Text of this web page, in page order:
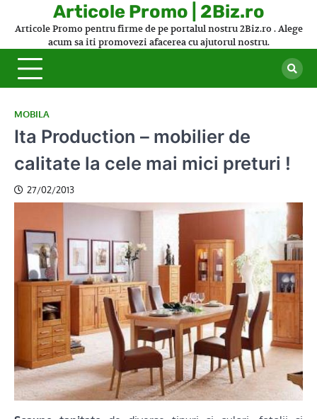
Articole Promo | 2Biz.ro
Articole Promo pentru firme de pe portalul nostru 2Biz.ro . Alege
acum sa iti promovezi afacerea cu ajutorul nostru.
MOBILA
Ita Production – mobilier de
calitate la cele mai mici preturi !
27/02/2013